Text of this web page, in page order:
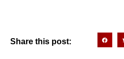
Share this post: